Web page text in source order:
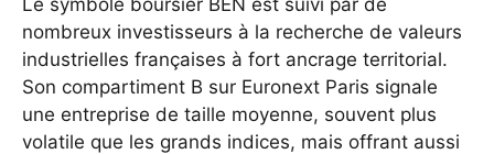
nombreux investisseurs à la recherche de valeurs
industrielles françaises à fort ancrage territorial.
Son compartiment B sur Euronext Paris signale
une entreprise de taille moyenne, souvent plus
volatile que les grands indices, mais offrant aussi